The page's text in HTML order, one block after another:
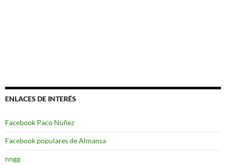
ENLACES DE INTERÉS
Facebook Paco Nuñez
Facebook populares de Almansa
nngg